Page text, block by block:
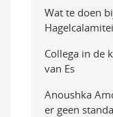
Wat te doen
Collega in de
van Es
Anoushka
er geen